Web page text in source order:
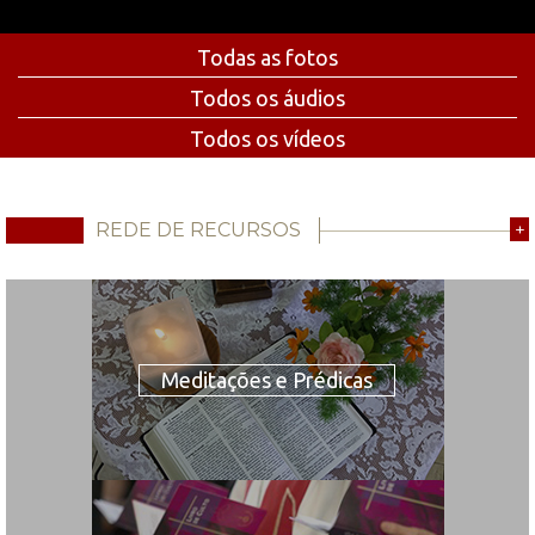
Todas as fotos
Todos os áudios
Todos os vídeos
REDE DE RECURSOS +
Meditações e Prédicas